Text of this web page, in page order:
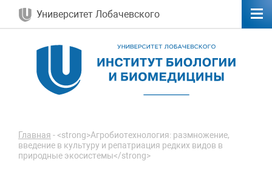
Университет Лобачевского
Главная -<strong>Агробиотехнология: размножение,
введение в культуру и репатриация редких видов в
природные экосистемы</strong>